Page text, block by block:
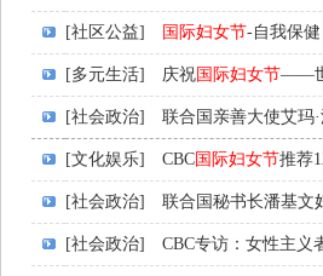
[社区公益] 国际妇女节-自我保
[多元生活] 庆祝国际妇女节——世
[社会政治] 联合国亲善大使艾玛
[文化娱乐] CBC国际妇女节推荐
[社会政治] 联合国秘书长潘基文
[社会政治] CBC专访：女性主义